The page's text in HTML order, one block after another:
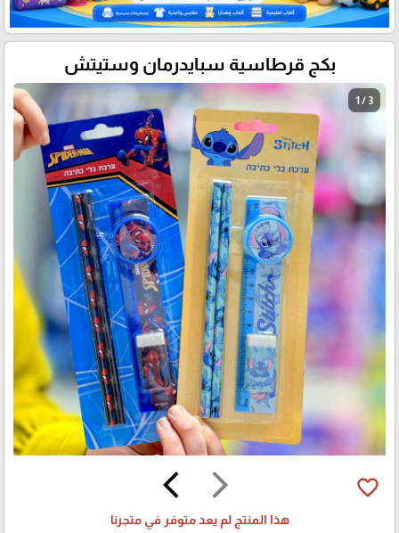
بكج قرطاسية سبايدرمان وستيتش
1 / 3
arrow_forward_ios
arrow_back_ios favorite_border
هذا المنتج لم يعد متوفر في متجرنا